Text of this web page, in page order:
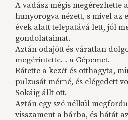
A vadász mégis megérezhette
hunyorogva nézett, s mivel az
évek alatt telepatává lett, jól
gondolataimat.
Aztán odajött és váratlan
megérintette… a Gépemet.
Rátette a kezét és otthagyta,
pulzusát mérné, és elégedett
Sokáig állt ott.
Aztán egy szó nélkül
visszament a bárba, és hátát